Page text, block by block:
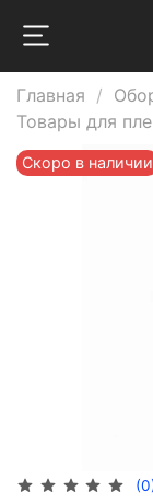
Главная
Товары для
Скоро в наличии